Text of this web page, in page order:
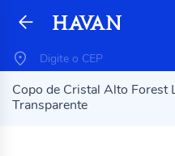
Copo de Cristal Alto
Transparente